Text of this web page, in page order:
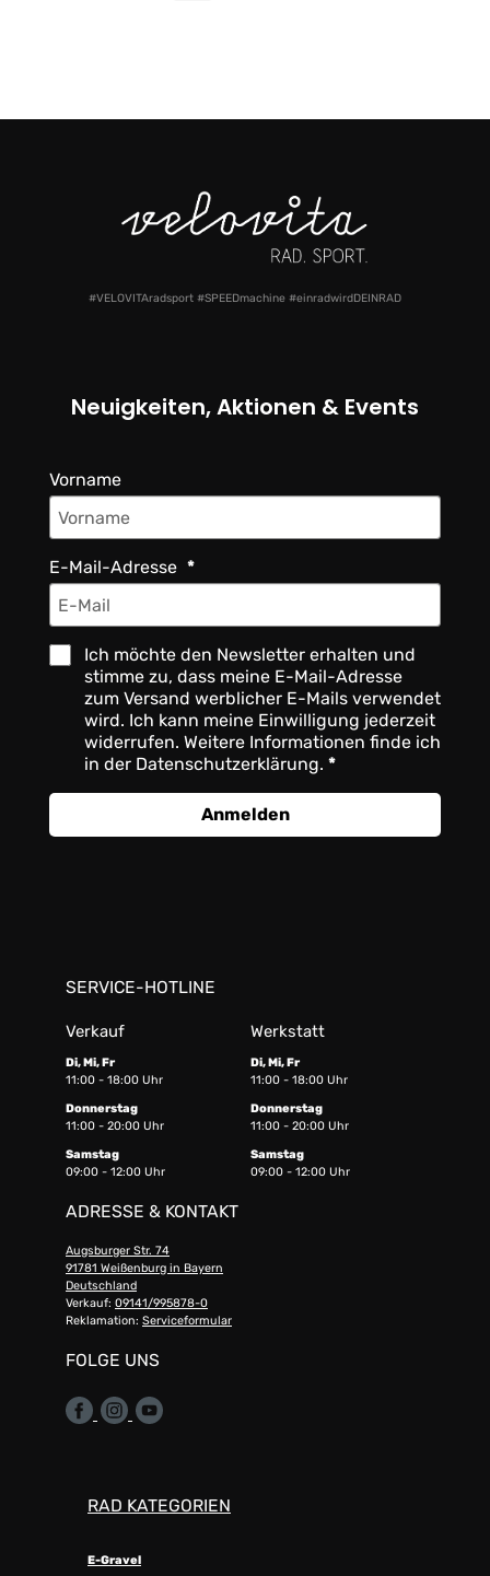
#VELOVITAradsport #SPEEDmachine #einradwirdDEINRAD
Neuigkeiten, Aktionen & Events
Vorname
E-Mail-Adresse
Ich möchte den Newsletter erhalten und
stimme zu, dass meine E-Mail-Adresse
zum Versand werblicher E-Mails verwendet
wird. Ich kann meine Einwilligung jederzeit
widerrufen. Weitere Informationen finde ich
in der Datenschutzerklärung.
Anmelden
SERVICE-HOTLINE
Verkauf Werkstatt
Di, Mi, Fr
11:00 - 18:00 Uhr
Di, Mi, Fr
11:00 - 18:00 Uhr
Donnerstag
11:00 - 20:00 Uhr
Donnerstag
11:00 - 20:00 Uhr
Samstag
09:00 - 12:00 Uhr
Samstag
09:00 - 12:00 Uhr
ADRESSE & KONTAKT
Augsburger Str. 74
91781 Weißenburg in Bayern
Deutschland
Verkauf: 09141/995878-0
Reklamation: Serviceformular
FOLGE UNS
RAD KATEGORIEN
E-Gravel